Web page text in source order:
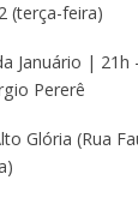
(terça-feira)
Januário | 21h
Pererê
Glória (Rua